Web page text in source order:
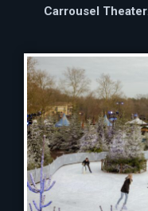
Carrousel Theater